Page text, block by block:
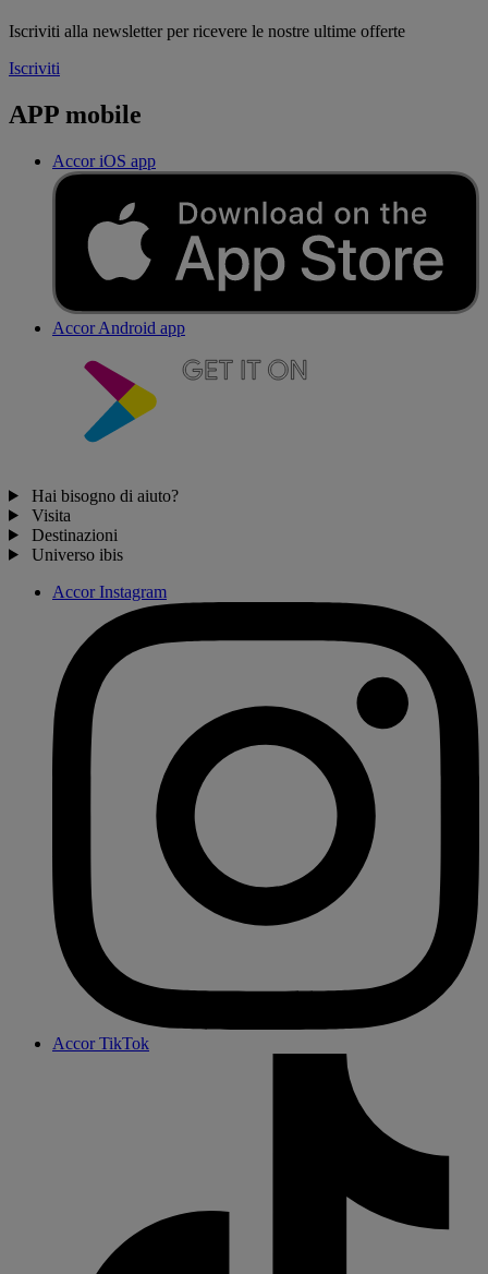
Iscriviti alla newsletter per ricevere le nostre ultime offerte
Iscriviti
APP mobile
Accor iOS app
Accor Android app
Hai bisogno di aiuto?
Visita
Destinazioni
Universo ibis
Accor Instagram
Accor TikTok